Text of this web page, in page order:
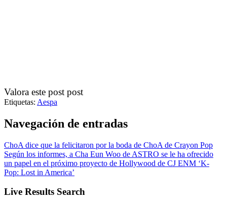
Valora este post post
Etiquetas: Aespa
Navegación de entradas
ChoA dice que la felicitaron por la boda de ChoA de Crayon Pop
Según los informes, a Cha Eun Woo de ASTRO se le ha ofrecido
un papel en el próximo proyecto de Hollywood de CJ ENM ‘K-
Pop: Lost in America’
Live Results Search